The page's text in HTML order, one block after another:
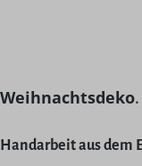
Weihnachtsdeko.
Handarbeit aus dem